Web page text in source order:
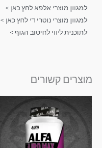
למגוון מוצרי אלפא לחץ כאן >
למגוון מוצרי נוטרי די לחץ כאן >
לתוכנית ליווי לחיטוב הגוף >
מוצרים קשורים